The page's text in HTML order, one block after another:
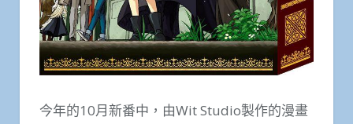
今年的10月新番中，由Wit Studio製作的漫畫